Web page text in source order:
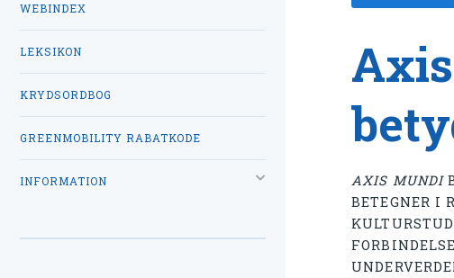
AXIS MUNDI
BETEGNER I
WEBINDEX
LEKSIKON
KRYDSORDBOG
GREENMOBILITY RABATKODE
INFORMATION